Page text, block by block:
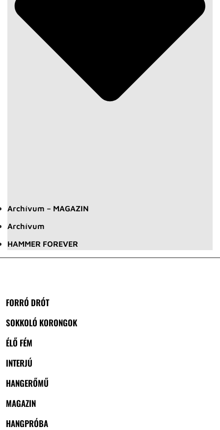
Archívum – MAGAZIN
Archívum
HAMMER FOREVER
FORRÓ DRÓT
SOKKOLÓ KORONGOK
ÉLŐ FÉM
INTERJÚ
HANGERŐMŰ
MAGAZIN
HANGPRÓBA